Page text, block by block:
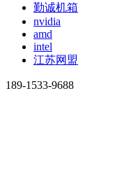
勤诚机箱
nvidia
amd
intel
江苏网盟
189-1533-9688